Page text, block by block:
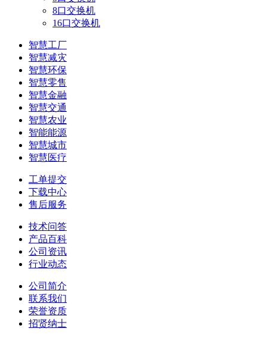
8口交换机
16口交换机
智慧工厂
智慧减灾
智慧环保
智慧零售
智慧金融
智慧交通
智慧农业
智能能源
智慧城市
智慧医疗
工单提交
下载中心
售后服务
技术问答
产品百科
公司资讯
行业动态
公司简介
联系我们
荣誉资质
招贤纳士